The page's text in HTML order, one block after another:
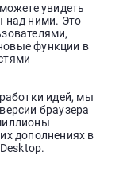
увидеть
над ними. Это
функции в
идей, мы
браузера
дополнениях в